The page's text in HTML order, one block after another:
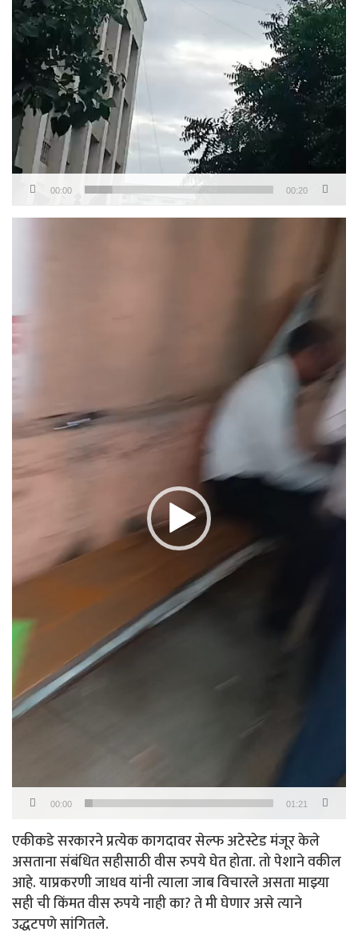
00:00 00:20
00:00 01:21
एकीकडे सरकारने प्रत्येक कागदावर सेल्फ अटेस्टेड मंजूर केले
असताना संबंधित सहीसाठी वीस रुपये घेत होता. तो पेशाने वकील
आहे. याप्रकरणी जाधव यांनी त्याला जाब विचारले असता माझ्या
सही ची किंमत वीस रुपये नाही का? ते मी घेणार असे त्याने
उद्धटपणे सांगितले.